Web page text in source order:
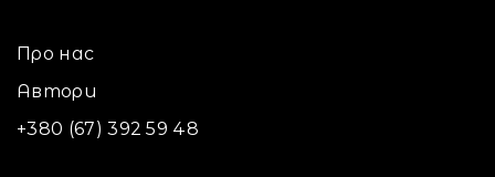
Про нас
Автори
+380 (67) 392 59 48